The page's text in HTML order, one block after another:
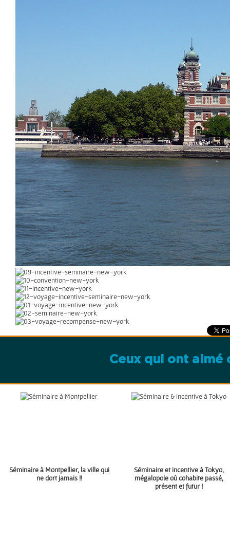
Ceux qui ont aimé
Séminaire à Montpellier, la ville qui
ne dort jamais !!
Séminaire et incentive à Tokyo,
mégalopole où cohabite passé,
présent et futur !